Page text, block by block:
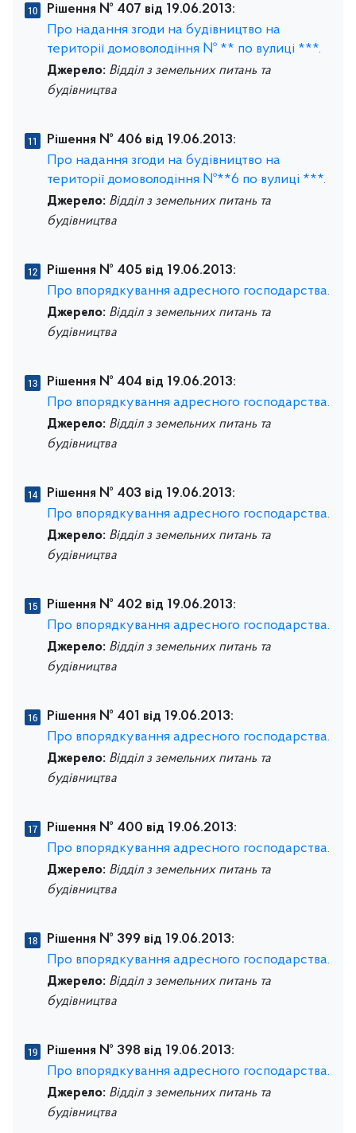
Рішення № 407 від 19.06.2013:
Про надання згоди на будівництво на
території домоволодіння № ** по вулиці ***.
Джерело: Відділ з земельних питань та
будівництва
Рішення № 406 від 19.06.2013:
Про надання згоди на будівництво на
території домоволодіння №**6 по вулиці ***.
Джерело: Відділ з земельних питань та
будівництва
Рішення № 405 від 19.06.2013:
Про впорядкування адресного господарства.
Джерело: Відділ з земельних питань та
будівництва
Рішення № 404 від 19.06.2013:
Про впорядкування адресного господарства.
Джерело: Відділ з земельних питань та
будівництва
Рішення № 403 від 19.06.2013:
Про впорядкування адресного господарства.
Джерело: Відділ з земельних питань та
будівництва
Рішення № 402 від 19.06.2013:
Про впорядкування адресного господарства.
Джерело: Відділ з земельних питань та
будівництва
Рішення № 401 від 19.06.2013:
Про впорядкування адресного господарства.
Джерело: Відділ з земельних питань та
будівництва
Рішення № 400 від 19.06.2013:
Про впорядкування адресного господарства.
Джерело: Відділ з земельних питань та
будівництва
Рішення № 399 від 19.06.2013:
Про впорядкування адресного господарства.
Джерело: Відділ з земельних питань та
будівництва
Рішення № 398 від 19.06.2013:
Про впорядкування адресного господарства.
Джерело: Відділ з земельних питань та
будівництва